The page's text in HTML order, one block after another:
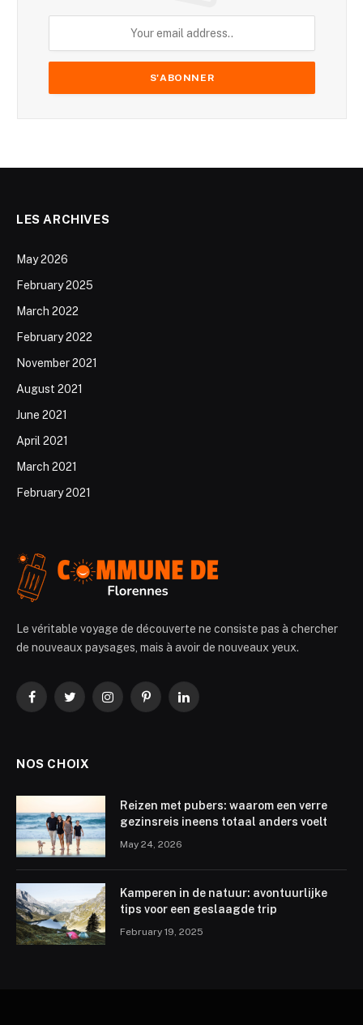
LES ARCHIVES
May 2026
February 2025
March 2022
February 2022
November 2021
August 2021
June 2021
April 2021
March 2021
February 2021
Le véritable voyage de découverte ne consiste pas à chercher
de nouveaux paysages, mais à avoir de nouveaux yeux.
FacebookTwitterInstagramPinterestLinkedIn
NOS CHOIX
Reizen met pubers: waarom een verre
gezinsreis ineens totaal anders voelt
May 24, 2026
Kamperen in de natuur: avontuurlijke
tips voor een geslaagde trip
February 19, 2025